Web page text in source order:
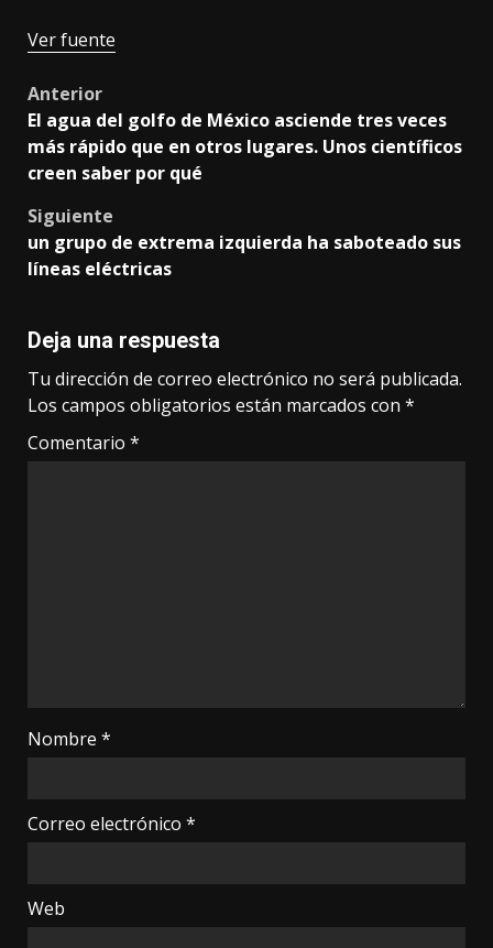
Ver fuente
Post
navigation
Anterior
El agua del golfo de México asciende tres veces
más rápido que en otros lugares. Unos científicos
creen saber por qué
Siguiente
un grupo de extrema izquierda ha saboteado sus
líneas eléctricas
Deja una respuesta
Tu dirección de correo electrónico no será publicada.
Los campos obligatorios están marcados con *
Comentario *
Nombre *
Correo electrónico *
Web